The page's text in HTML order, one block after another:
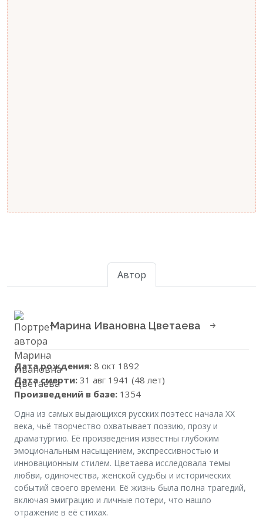
Автор
Марина Ивановна Цветаева
Дата рождения: 8 окт 1892
Дата смерти: 31 авг 1941 (48 лет)
Произведений в базе: 1354
Одна из самых выдающихся русских поэтесс начала XX
века, чьё творчество охватывает поэзию, прозу и
драматургию. Её произведения известны глубоким
эмоциональным насыщением, экспрессивностью и
инновационным стилем. Цветаева исследовала темы
любви, одиночества, женской судьбы и исторических
событий своего времени. Её жизнь была полна трагедий,
включая эмиграцию и личные потери, что нашло
отражение в её стихах.